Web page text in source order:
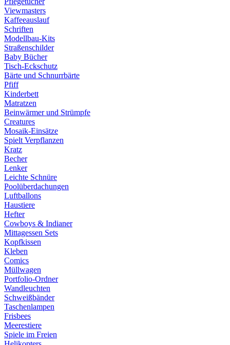
Viewmasters
Kaffeeauslauf
Schriften
Modellbau-Kits
Straßenschilder
Baby Bücher
Tisch-Eckschutz
Bärte und Schnurrbärte
Pfiff
Kinderbett
Matratzen
Beinwärmer und Strümpfe
Creatures
Mosaik-Einsätze
Spielt Verpflanzen
Kratz
Becher
Lenker
Leichte Schnüre
Poolüberdachungen
Luftballons
Haustiere
Hefter
Cowboys & Indianer
Mittagessen Sets
Kopfkissen
Kleben
Comics
Müllwagen
Portfolio-Ordner
Wandleuchten
Schweißbänder
Taschenlampen
Frisbees
Meerestiere
Spiele im Freien